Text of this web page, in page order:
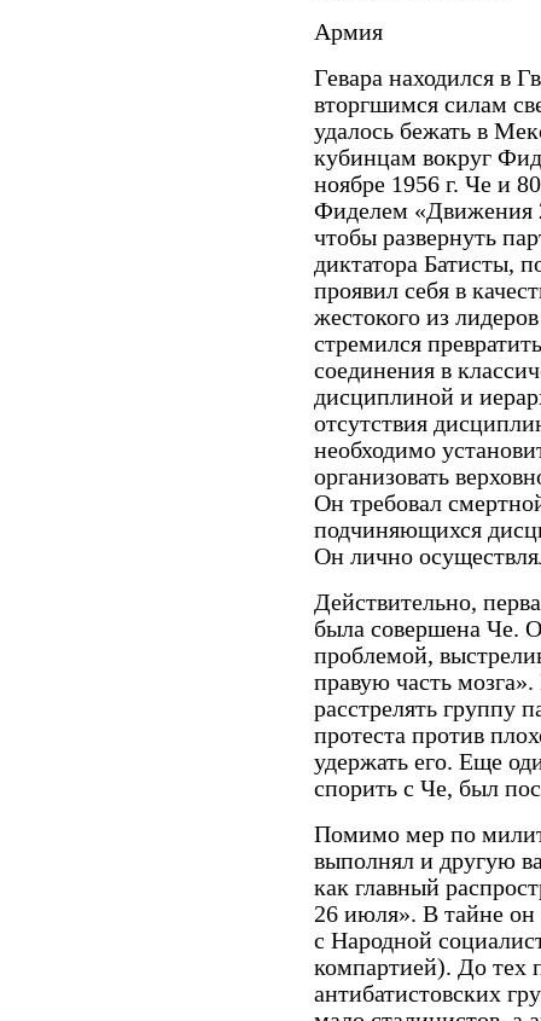
Армия
Гевара находился в
вторгшимся силам
удалось бежать в
кубинцам вокруг
ноябре 1956 г. Че и
Фиделем «Движения
чтобы развернуть
диктатора Батисты,
проявил себя в
жестокого из
стремился
соединения в
дисциплиной и
отсутствия
необходимо
организовать
Он требовал
подчиняющихся
Он лично
Действительно,
была совершена Че.
проблемой,
правую часть
расстрелять группу
протеста против
удержать его. Еще
спорить с Че, был
Помимо мер по
выполнял и другую
как главный
26 июля». В тайне он
с Народной
компартией). До тех
антибатистовских